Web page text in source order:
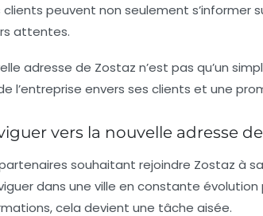
clients peuvent non seulement s’informer
attentes.
adresse de Zostaz n’est pas qu’un
l’entreprise envers ses clients et une
vers la nouvelle adresse
souhaitant rejoindre Zostaz à
dans une ville en constante
cela devient une tâche aisée.